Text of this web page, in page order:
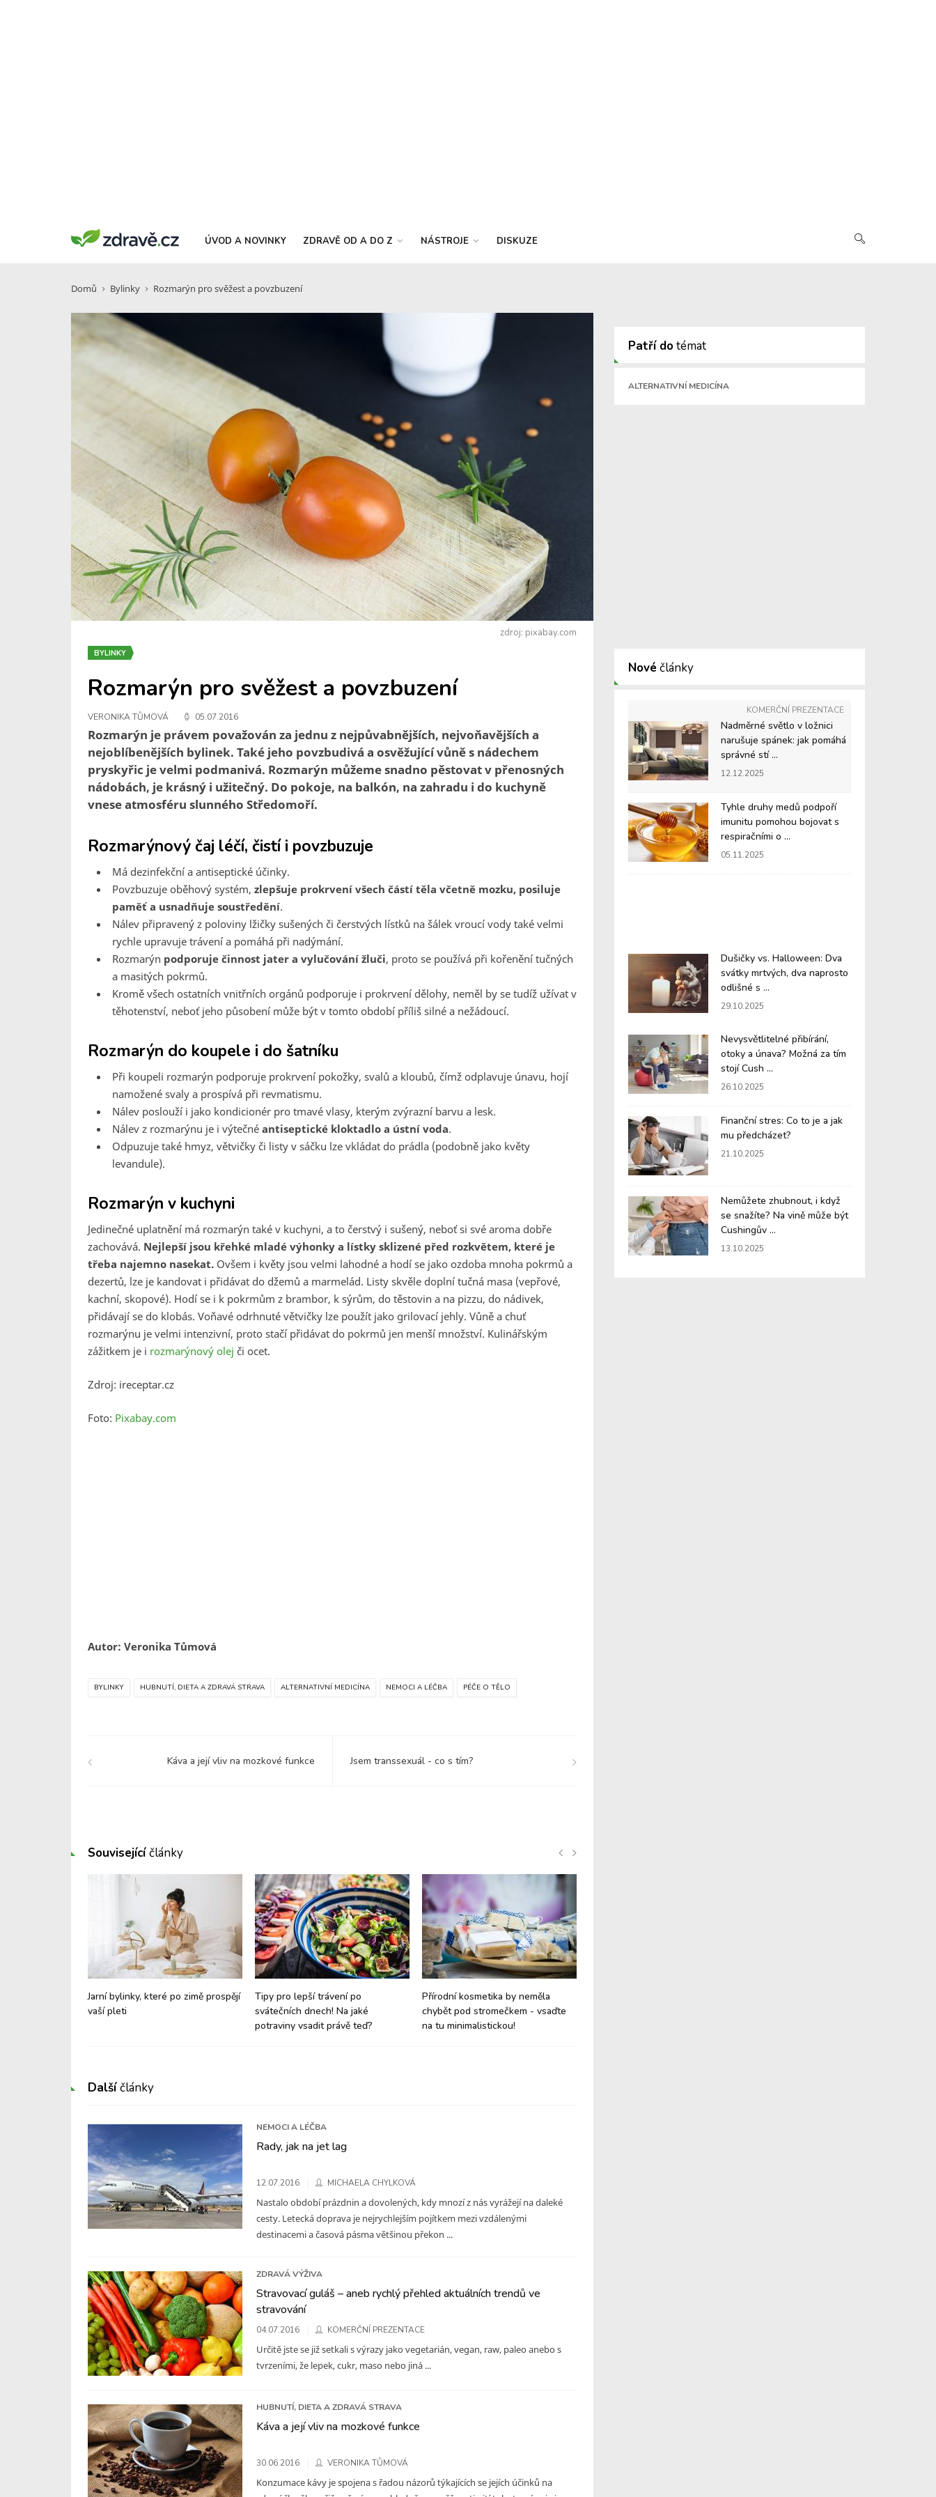
ÚVOD A NOVINKY ZDRAVĚ OD A DO Z NÁSTROJE DISKUZE
Domů Bylinky Rozmarýn pro svěžest a povzbuzení
zdroj: pixabay.com
BYLINKY
Rozmarýn pro svěžest a povzbuzení
VERONIKA TŮMOVÁ 05.07.2016
Rozmarýn je právem považován za jednu z nejpůvabnějších, nejvoňavějších a
nejoblíbenějších bylinek. Také jeho povzbudivá a osvěžující vůně s nádechem
pryskyřic je velmi podmanivá. Rozmarýn můžeme snadno pěstovat v přenosných
nádobách, je krásný i užitečný. Do pokoje, na balkón, na zahradu i do kuchyně
vnese atmosféru slunného Středomoří.
Rozmarýnový čaj léčí, čistí i povzbuzuje
Má dezinfekční a antiseptické účinky.
Povzbuzuje oběhový systém, zlepšuje prokrvení všech částí těla včetně mozku, posiluje
paměť a usnadňuje soustředění.
Nálev připravený z poloviny lžičky sušených či čerstvých lístků na šálek vroucí vody také velmi
rychle upravuje trávení a pomáhá při nadýmání.
Rozmarýn podporuje činnost jater a vylučování žluči, proto se používá při kořenění tučných
a masitých pokrmů.
Kromě všech ostatních vnitřních orgánů podporuje i prokrvení dělohy, neměl by se tudíž užívat v
těhotenství, neboť jeho působení může být v tomto období příliš silné a nežádoucí.
Rozmarýn do koupele i do šatníku
Při koupeli rozmarýn podporuje prokrvení pokožky, svalů a kloubů, čímž odplavuje únavu, hojí
namožené svaly a prospívá při revmatismu.
Nálev poslouží i jako kondicionér pro tmavé vlasy, kterým zvýrazní barvu a lesk.
Nálev z rozmarýnu je i výtečné antiseptické kloktadlo a ústní voda.
Odpuzuje také hmyz, větvičky či listy v sáčku lze vkládat do prádla (podobně jako květy
levandule).
Rozmarýn v kuchyni
Jedinečné uplatnění má rozmarýn také v kuchyni, a to čerstvý i sušený, neboť si své aroma dobře
zachovává. Nejlepší jsou křehké mladé výhonky a lístky sklizené před rozkvětem, které je
třeba najemno nasekat. Ovšem i květy jsou velmi lahodné a hodí se jako ozdoba mnoha pokrmů a
dezertů, lze je kandovat i přidávat do džemů a marmelád. Listy skvěle doplní tučná masa (vepřové,
kachní, skopové). Hodí se i k pokrmům z brambor, k sýrům, do těstovin a na pizzu, do nádivek,
přidávají se do klobás. Voňavé odrhnuté větvičky lze použít jako grilovací jehly. Vůně a chuť
rozmarýnu je velmi intenzivní, proto stačí přidávat do pokrmů jen menší množství. Kulinářským
zážitkem je i rozmarýnový olej či ocet.
Zdroj: ireceptar.cz
Foto: Pixabay.com
Autor: Veronika Tůmová
BYLINKY HUBNUTÍ, DIETA A ZDRAVÁ STRAVA ALTERNATIVNÍ MEDICÍNA NEMOCI A LÉČBA PÉČE O TĚLO
Káva a její vliv na mozkové funkce Jsem transsexuál - co s tím?
Patří dotémat
ALTERNATIVNÍ MEDICÍNA
Nové články
KOMERČNÍ PREZENTACE
Nadměrné světlo v ložnici
narušuje spánek: jak pomáhá
správné stí ...
12.12.2025
Tyhle druhy medů podpoří
imunitu pomohou bojovat s
respiračními o ...
05.11.2025
Dušičky vs. Halloween: Dva
svátky mrtvých, dva naprosto
odlišné s ...
29.10.2025
Nevysvětlitelné přibírání,
otoky a únava? Možná za tím
stojí Cush ...
26.10.2025
Finanční stres: Co to je a jak
mu předcházet?
21.10.2025
Nemůžete zhubnout, i když
se snažíte? Na vině může být
Cushingův ...
13.10.2025
Souvisejícíčlánky
Jarní bylinky, které po zimě prospějí
vaší pleti
Tipy pro lepší trávení po
svátečních dnech! Na jaké
potraviny vsadit právě teď?
Přírodní kosmetika by neměla
chybět pod stromečkem - vsaďte
na tu minimalistickou!
Dalšíčlánky
NEMOCI A LÉČBA
Rady, jak na jet lag
12.07.2016 MICHAELA CHYLKOVÁ
Nastalo období prázdnin a dovolených, kdy mnozí z nás vyrážejí na daleké
cesty. Letecká doprava je nejrychlejším pojítkem mezi vzdálenými
destinacemi a časová pásma většinou překon ...
ZDRAVÁ VÝŽIVA
Stravovací guláš – aneb rychlý přehled aktuálních trendů ve
stravování
04.07.2016 KOMERČNÍ PREZENTACE
Určitě jste se již setkali s výrazy jako vegetarián, vegan, raw, paleo anebo s
tvrzeními, že lepek, cukr, maso nebo jiná ...
HUBNUTÍ, DIETA A ZDRAVÁ STRAVA
Káva a její vliv na mozkové funkce
30.06.2016 VERONIKA TŮMOVÁ
Konzumace kávy je spojena s řadou názorů týkajících se jejích účinků na